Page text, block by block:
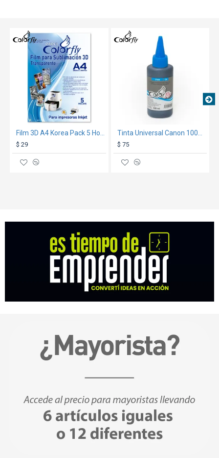
TEXTTRANSPARENTE
$ 29 $ 75